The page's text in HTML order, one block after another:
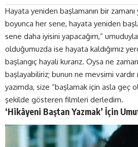
Hayata yeniden başlamanın bir zamanı
boyunca her sene, hayata yeniden
sene daha iyisini yapacağım,”
olduğumuzda ise hayata kaldığımız
başlangıç hayali kurarız. Oysa ne
başlayabiliriz; bunun ne mevsimi vardır
yazımda, size “başlamak için asla geç
şekilde gösteren filmleri derledim.
‘Hikâyeni Baştan Yazmak’ İçin